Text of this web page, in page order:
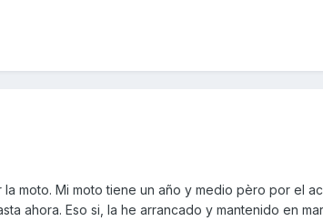
moto. Mi moto tiene un año y medio pèro por el
ahora. Eso si, la he arrancado y mantenido en